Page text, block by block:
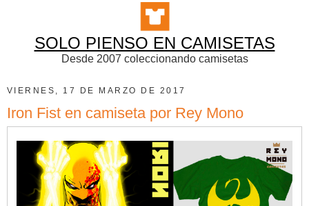
SOLO PIENSO EN CAMISETAS
Desde 2007 coleccionando camisetas
VIERNES, 17 DE MARZO DE 2017
Iron Fist en camiseta por Rey Mono